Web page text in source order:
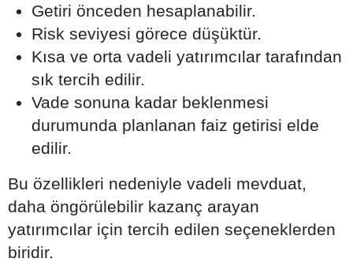
Getiri önceden hesaplanabilir.
Risk seviyesi görece düşüktür.
Kısa ve orta vadeli yatırımcılar tarafından
sık tercih edilir.
Vade sonuna kadar beklenmesi
durumunda planlanan faiz getirisi elde
edilir.
Bu özellikleri nedeniyle vadeli mevduat,
daha öngörülebilir kazanç arayan
yatırımcılar için tercih edilen seçeneklerden
biridir.